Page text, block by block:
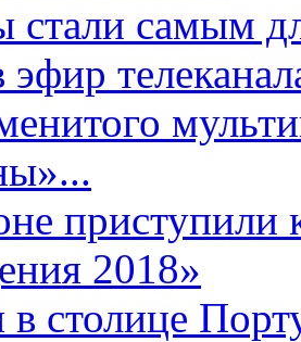
стали самым
эфир
приступили
2018»
столице